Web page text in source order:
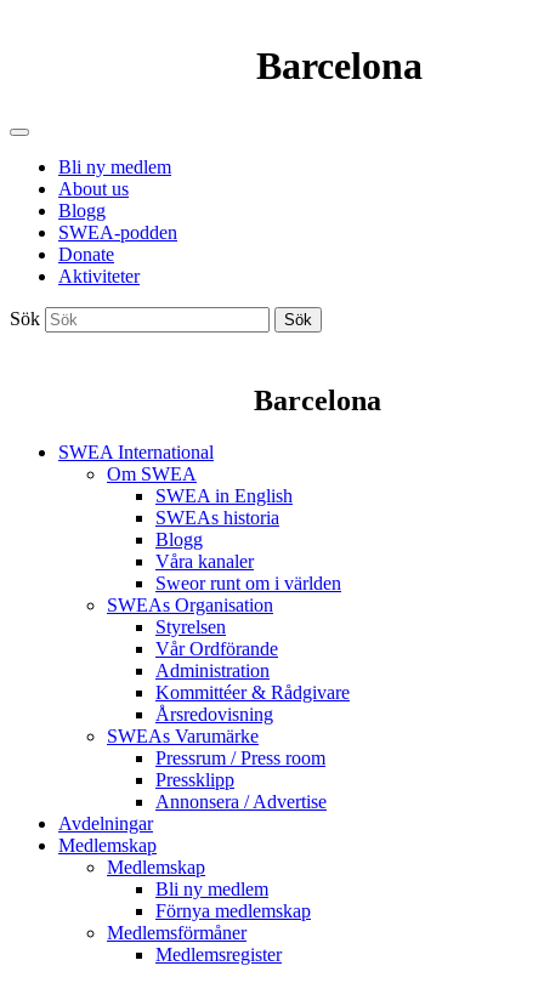
Barcelona
Bli ny medlem
About us
Blogg
SWEA-podden
Donate
Aktiviteter
Sök Sök
Barcelona
SWEA International
Om SWEA
SWEA in English
SWEAs historia
Blogg
Våra kanaler
Sweor runt om i världen
SWEAs Organisation
Styrelsen
Vår Ordförande
Administration
Kommittéer & Rådgivare
Årsredovisning
SWEAs Varumärke
Pressrum / Press room
Pressklipp
Annonsera / Advertise
Avdelningar
Medlemskap
Medlemskap
Bli ny medlem
Förnya medlemskap
Medlemsförmåner
Medlemsregister